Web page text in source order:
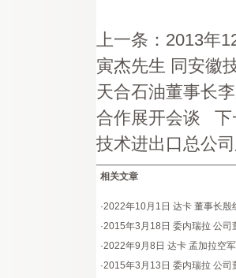
上一条： 2013年
寅杰先生 同安徽
天合石油董事长
合作展开会谈
下
技术进出口总公
相关文章
·2022年10月1日 达卡 董事长殷
·2015年3月18日 委内瑞拉 公司
·2022年9月8日 达卡 孟加拉空
·2015年3月13日 委内瑞拉 公司